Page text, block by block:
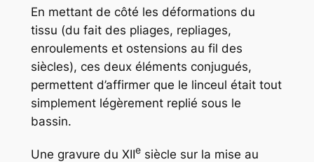
En mettant de côté les déformations du
tissu (du fait des pliages, repliages,
enroulements et ostensions au fil des
siècles), ces deux éléments conjugués,
permettent d’affirmer que le linceul était tout
simplement légèrement replié sous le
bassin.
Une gravure du XIIesiècle sur la mise au